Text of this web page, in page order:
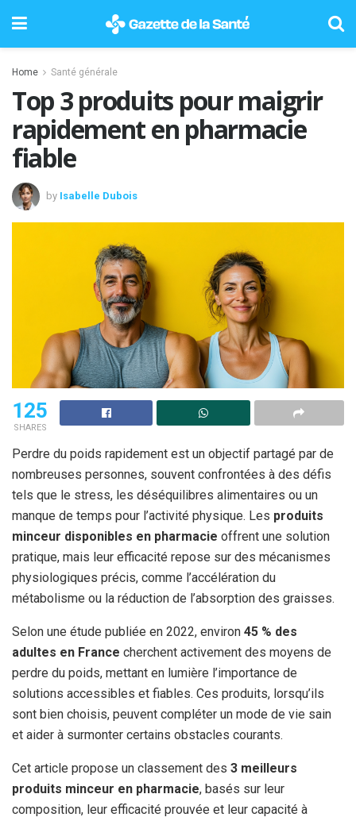
Home Santé générale
Top 3 produits pour maigrir
rapidement en pharmacie
fiable
by Isabelle Dubois
125
SHARES
Perdre du poids rapidement est un objectif partagé par de
nombreuses personnes, souvent confrontées à des défis
tels que le stress, les déséquilibres alimentaires ou un
manque de temps pour l’activité physique. Les produits
minceur disponibles en pharmacie offrent une solution
pratique, mais leur efficacité repose sur des mécanismes
physiologiques précis, comme l’accélération du
métabolisme ou la réduction de l’absorption des graisses.
Selon une étude publiée en 2022, environ 45 % des
adultes en France cherchent activement des moyens de
perdre du poids, mettant en lumière l’importance de
solutions accessibles et fiables. Ces produits, lorsqu’ils
sont bien choisis, peuvent compléter un mode de vie sain
et aider à surmonter certains obstacles courants.
Cet article propose un classement des 3 meilleurs
produits minceur en pharmacie, basés sur leur
composition, leur efficacité prouvée et leur capacité à